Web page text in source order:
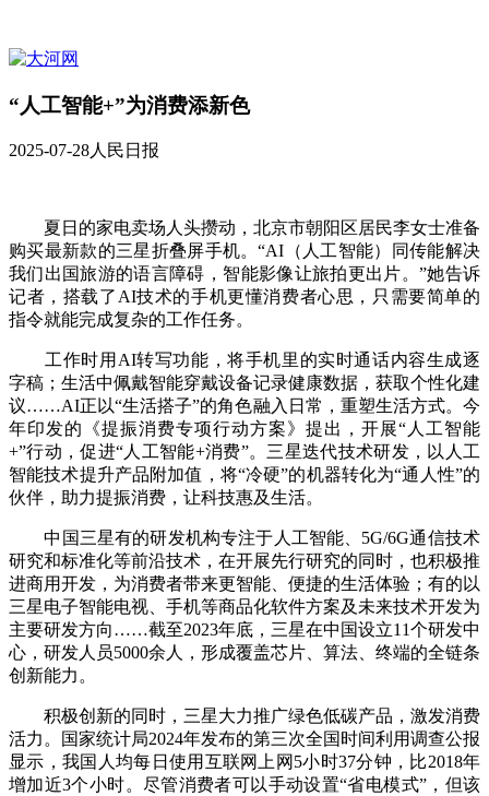
“人工智能+”为消费添新色
2025-07-28人民日报
夏日的家电卖场人头攒动，北京市朝阳区居民李女士准备
购买最新款的三星折叠屏手机。“AI（人工智能）同传能解决
我们出国旅游的语言障碍，智能影像让旅拍更出片。”她告诉
记者，搭载了AI技术的手机更懂消费者心思，只需要简单的
指令就能完成复杂的工作任务。
工作时用AI转写功能，将手机里的实时通话内容生成逐
字稿；生活中佩戴智能穿戴设备记录健康数据，获取个性化建
议……AI正以“生活搭子”的角色融入日常，重塑生活方式。今
年印发的《提振消费专项行动方案》提出，开展“人工智能
+”行动，促进“人工智能+消费”。三星迭代技术研发，以人工
智能技术提升产品附加值，将“冷硬”的机器转化为“通人性”的
伙伴，助力提振消费，让科技惠及生活。
中国三星有的研发机构专注于人工智能、5G/6G通信技术
研究和标准化等前沿技术，在开展先行研究的同时，也积极推
进商用开发，为消费者带来更智能、便捷的生活体验；有的以
三星电子智能电视、手机等商品化软件方案及未来技术开发为
主要研发方向……截至2023年底，三星在中国设立11个研发中
心，研发人员5000余人，形成覆盖芯片、算法、终端的全链条
创新能力。
积极创新的同时，三星大力推广绿色低碳产品，激发消费
活力。国家统计局2024年发布的第三次全国时间利用调查公报
显示，我国人均每日使用互联网上网5小时37分钟，比2018年
增加近3个小时。尽管消费者可以手动设置“省电模式”，但该